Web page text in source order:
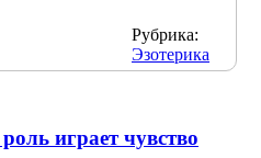
Рубрика:
Эзотерика
играет чувство